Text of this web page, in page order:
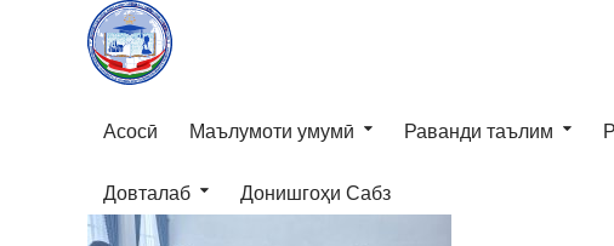
Асосӣ Маълумоти умумӣ Раванди таълим
Довталаб Донишгоҳи Сабз